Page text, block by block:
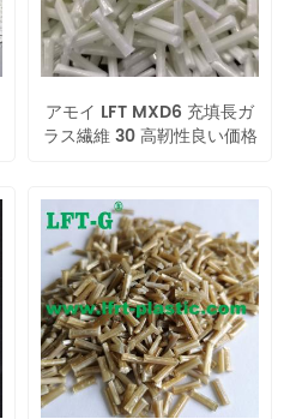
アモイ LFT MXD6 充填長ガ
ラス繊維 30 高靭性良い価格